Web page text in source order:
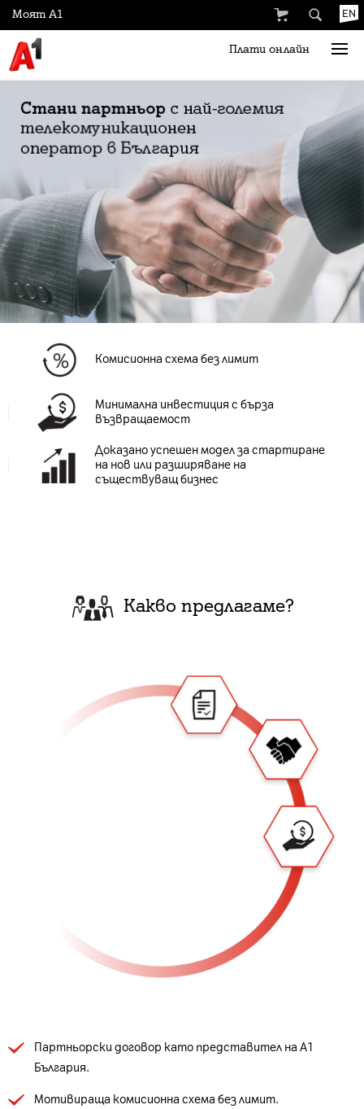
EN
Плати онлайн
Моят А1
Комисионна схема без лимит
Минимална инвестиция с бърза
възвращаемост
Доказано успешен модел за стартиране
на нов или разширяване на
съществуващ бизнес
Какво предлагаме?
Партньорски договор като представител на А1
България.
Мотивираща комисионна схема без лимит.